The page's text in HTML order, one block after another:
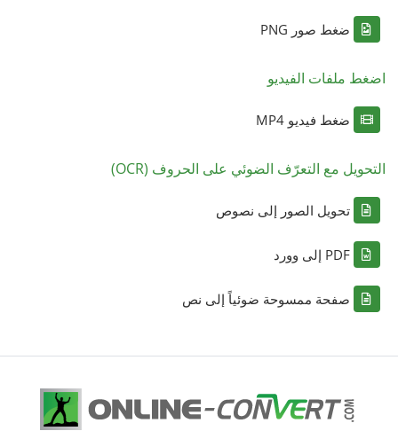
ضغط صور PNG
اضغط ملفات الفيديو
ضغط فيديو MP4
التحويل مع التعرّف الضوئي على الحروف (OCR)
تحويل الصور إلى نصوص
PDF إلى وورد
صفحة ممسوحة ضوئياً إلى نص